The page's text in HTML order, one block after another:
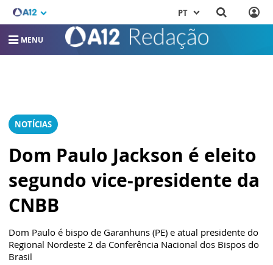
PT
MENU
NOTÍCIAS
Dom Paulo Jackson é eleito
segundo vice-presidente da
CNBB
Dom Paulo é bispo de Garanhuns (PE) e atual presidente do
Regional Nordeste 2 da Conferência Nacional dos Bispos do
Brasil